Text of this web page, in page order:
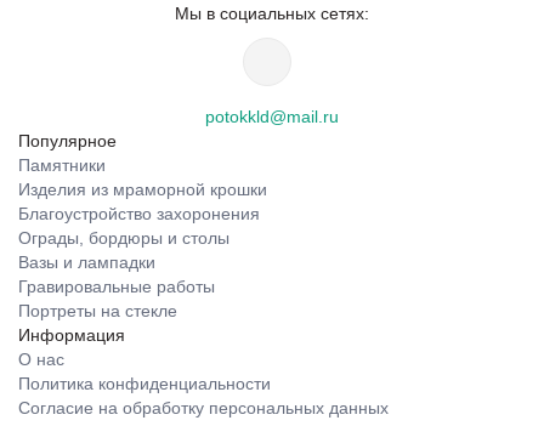
Мы в социальных сетях:
potokkld@mail.ru
Популярное
Памятники
Изделия из мраморной крошки
Благоустройство захоронения
Ограды, бордюры и столы
Вазы и лампадки
Гравировальные работы
Портреты на стекле
Информация
О нас
Политика конфиденциальности
Согласие на обработку персональных данных